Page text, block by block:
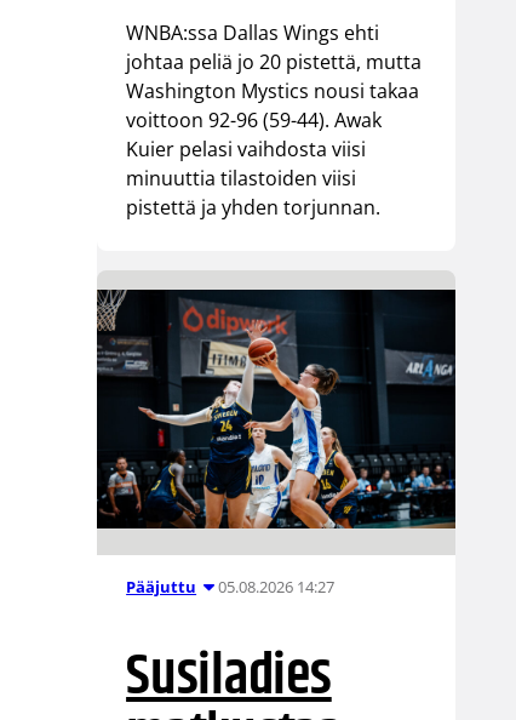
WNBA:ssa Dallas Wings ehti
johtaa peliä jo 20 pistettä, mutta
Washington Mystics nousi takaa
voittoon 92-96 (59-44). Awak
Kuier pelasi vaihdosta viisi
minuuttia tilastoiden viisi
pistettä ja yhden torjunnan.
Pääjuttu 05.08.2026 14:27
Susiladies